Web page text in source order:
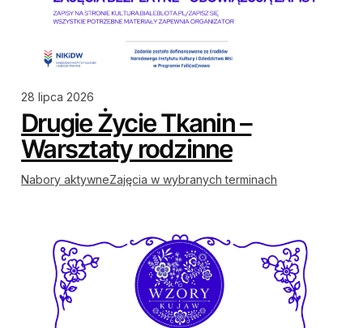
28 lipca 2026
Drugie Życie Tkanin –
Warsztaty rodzinne
Nabory aktywneZajęcia w wybranych terminach